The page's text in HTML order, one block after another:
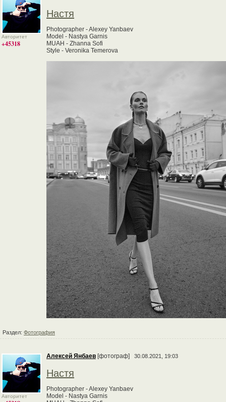
Авторитет
+45318
Настя
Photographer - Alexey Yanbaev
Model - Nastya Garnis
MUAH - Zhanna Sofi
Style - Veronika Temerova
Раздел: Фотография
Авторитет
Алексей Янбаев [фотограф] 30.08.2021, 19:03
Настя
Photographer - Alexey Yanbaev
Model - Nastya Garnis